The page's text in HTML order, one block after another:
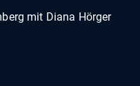
mit Diana Hörger